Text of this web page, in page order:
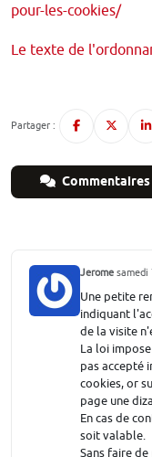
pour-les-cookies/
Le texte de
Partager :
Commentaires
Jerome samedi
Une petite
indiquant
de la visite
La loi
pas accepté
cookies, or
page une
En cas de
soit valable.
Sans faire